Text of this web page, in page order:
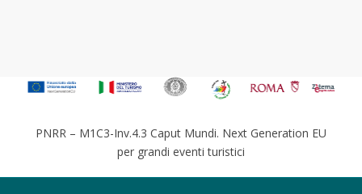
PNRR – M1C3-Inv.4.3 Caput Mundi. Next Generation EU
per grandi eventi turistici